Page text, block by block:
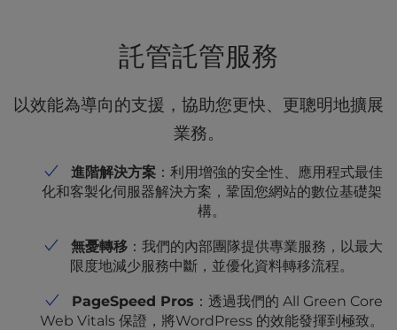
託管託管服務
以效能為導向的支援，協助您更快、更聰明地擴展
業務。
進階解決方案 ：利用增強的安全性、應用程式最佳
化和客製化伺服器解決方案，鞏固您網站的數位基礎架
構。
無憂轉移 ：我們的內部團隊提供專業服務，以最大
限度地減少服務中斷，並優化資料轉移流程。
PageSpeed Pros ：透過我們的 All Green Core
Web Vitals 保證，將WordPress 的效能發揮到極致。